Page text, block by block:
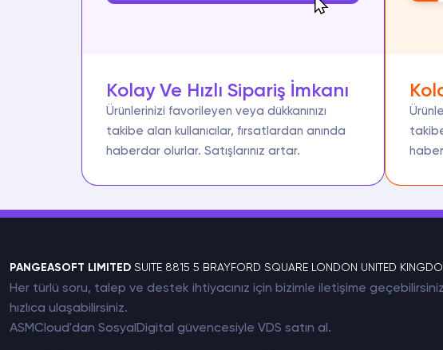
Kolay Ve Hızlı Sipariş İmkanı
Ürünlerinizi favorileyen veya dükkanınızı
takibe alan kullanıcılar, fırsatlardan anında
haberdar olurlar. Satışlarınız artar.
PANGEASOFT LIMITED SUITE 8815 5 BRAYFORD SQUARE LONDON UNITED
Her türlü soru, talep ve destek ihtiyacınız için bizimle iletişime
hızlıca ulaşabilirsiniz.
ASMCloud'dan SosyalDigital güvencesiyle VDS satın al.